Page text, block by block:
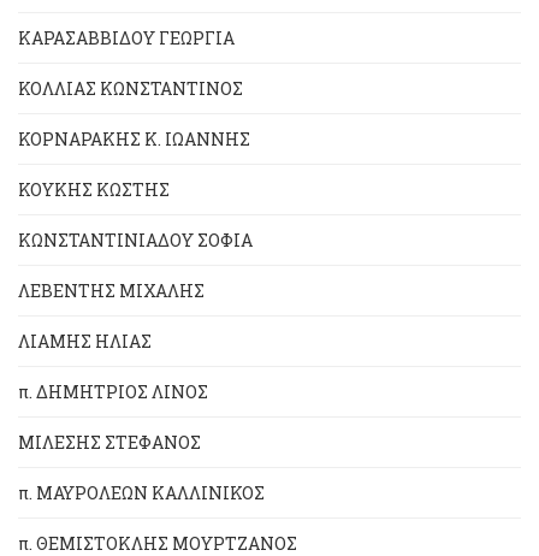
ΚΑΡΑΣΑΒΒΙΔΟΥ ΓΕΩΡΓΙΑ
ΚΟΛΛΙΑΣ ΚΩΝΣΤΑΝΤΙΝΟΣ
ΚΟΡΝΑΡΑΚΗΣ Κ. ΙΩΑΝΝΗΣ
ΚΟΥΚΗΣ ΚΩΣΤΗΣ
ΚΩΝΣΤΑΝΤΙΝΙΑΔΟΥ ΣΟΦΙΑ
ΛΕΒΕΝΤΗΣ ΜΙΧΑΛΗΣ
ΛΙΑΜΗΣ ΗΛΙΑΣ
π. ΔΗΜΗΤΡΙΟΣ ΛΙΝΟΣ
ΜΙΛΕΣΗΣ ΣΤΕΦΑΝΟΣ
π. ΜΑΥΡΟΛΕΩΝ ΚΑΛΛΙΝΙΚΟΣ
π. ΘΕΜΙΣΤΟΚΛΗΣ ΜΟΥΡΤΖΑΝΟΣ